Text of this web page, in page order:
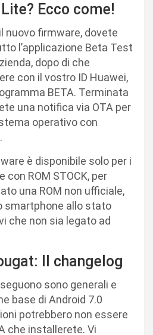
Ecco come!
nuovo firmware, dovete
l’applicazione Beta Test
dopo di che
con il vostro ID Huawei,
BETA. Terminata
una notifica via OTA per
operativo con
è disponibile solo per i
con ROM STOCK, per
una ROM non ufficiale,
smartphone allo stato
che non sia legato ad
Il changelog
sono generali e
base di Android 7.0
potrebbero non essere
che installerete. Vi